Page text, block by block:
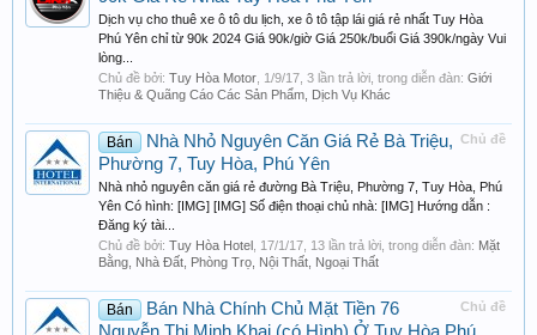
Dịch vụ cho thuê xe ô tô du lịch, xe ô tô tập lái giá rẻ nhất Tuy Hòa
Phú Yên chỉ từ 90k 2024 Giá 90k/giờ Giá 250k/buổi Giá 390k/ngày Vui
lòng...
Chủ đề bởi: Tuy Hòa Motor 1/9/17 , 3 lần trả lời, trong diễn đàn: Giới
Thiệu & Quãng Cáo Các Sản Phẩm, Dịch Vụ Khác
Chủ đề
Bán
Nhà Nhỏ Nguyên Căn Giá Rẻ Bà Triệu,
Phường 7, Tuy Hòa, Phú Yên
Nhà nhỏ nguyên căn giá rẻ đường Bà Triệu, Phường 7, Tuy Hòa, Phú
Yên Có hình: [IMG] [IMG] Số điện thoại chủ nhà: [IMG] Hướng dẫn :
Đăng ký tài...
Chủ đề bởi: Tuy Hòa Hotel 17/1/17 , 13 lần trả lời, trong diễn đàn: Mặt
Bằng, Nhà Đất, Phòng Trọ, Nội Thất, Ngoại Thất
Chủ đề
Bán
Bán Nhà Chính Chủ Mặt Tiền 76